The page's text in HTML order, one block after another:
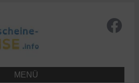
MENÜ